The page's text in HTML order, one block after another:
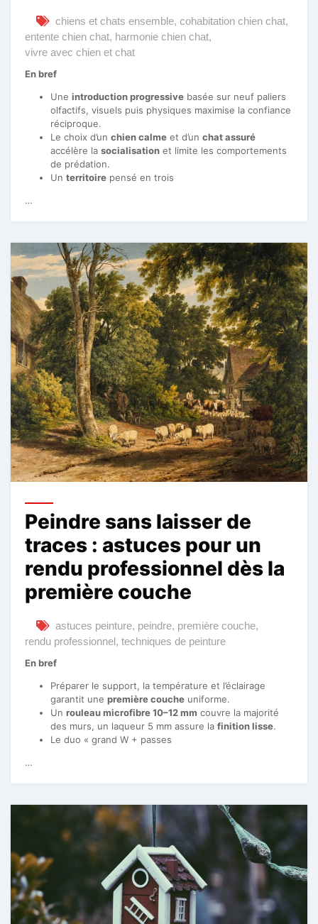
chiens et chats ensemble, cohabitation chien chat,
entente chien chat, harmonie chien chat,
vivre avec chien et chat
En bref
Une introduction progressive basée sur neuf paliers
olfactifs, visuels puis physiques maximise la confiance
réciproque.
Le choix d’un chien calme et d’un chat assuré
accélère la socialisation et limite les comportements
de prédation.
Un territoire pensé en trois
…
Peindre sans laisser de
traces : astuces pour un
rendu professionnel dès la
première couche
astuces peinture, peindre, première couche,
rendu professionnel, techniques de peinture
En bref
Préparer le support, la température et l’éclairage
garantit une première couche uniforme.
Un rouleau microfibre 10–12 mm couvre la majorité
des murs, un laqueur 5 mm assure la finition lisse.
Le duo « grand W + passes
…